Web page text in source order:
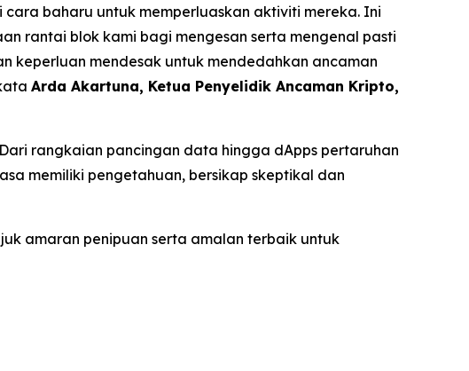
baharu untuk memperluaskan aktiviti mereka. Ini
rantai blok kami bagi mengesan serta mengenal pasti
keperluan mendesak untuk mendedahkan ancaman
Arda Akartuna, Ketua Penyelidik Ancaman Kripto,
rangkaian pancingan data hingga dApps pertaruhan
memiliki pengetahuan, bersikap skeptikal dan
amaran penipuan serta amalan terbaik untuk